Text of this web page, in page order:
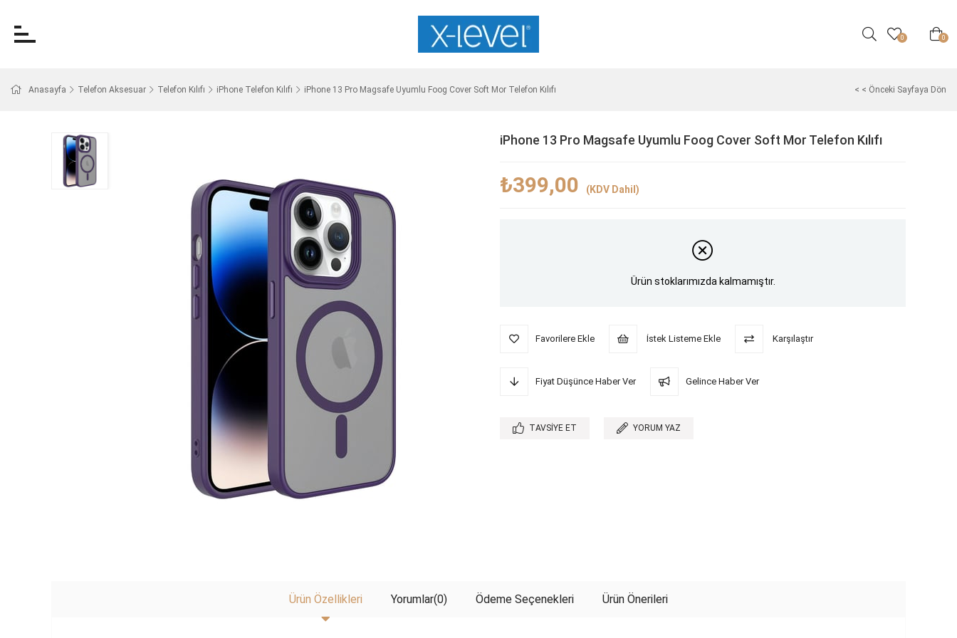
0 0
Anasayfa Telefon Aksesuar Telefon Kılıfı iPhone Telefon Kılıfı iPhone 13 Pro Magsafe Uyumlu Foog Cover Soft Mor Telefon Kılıfı < < Önceki Sayfaya Dön
iPhone 13 Pro Magsafe Uyumlu Foog Cover Soft Mor Telefon Kılıfı
₺399,00 (KDV Dahil)
Ürün stoklarımızda kalmamıştır.
Favorilere Ekle İstek Listeme Ekle Karşılaştır
Fiyat Düşünce Haber Ver Gelince Haber Ver
TAVSIYE ET YORUM YAZ
Ürün Özellikleri Yorumlar(0) Ödeme Seçenekleri Ürün Önerileri